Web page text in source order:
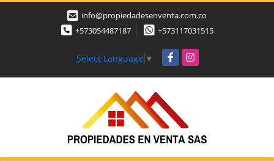
info@propiedadesenventa.com.co
+573054487187
+573117031515
Select Language ▼ FacebookInstagram